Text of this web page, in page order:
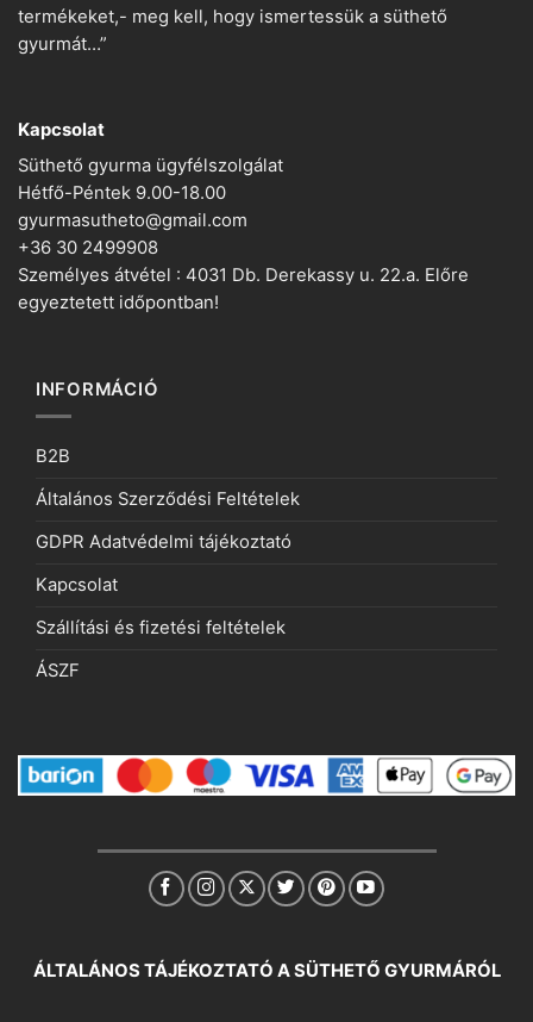
termékeket,- meg kell, hogy ismertessük a süthető
gyurmát…”
Kapcsolat
Süthető gyurma ügyfélszolgálat
Hétfő-Péntek 9.00-18.00
gyurmasutheto@gmail.com
+36 30 2499908
Személyes átvétel : 4031 Db. Derekassy u. 22.a. Előre
egyeztetett időpontban!
INFORMÁCIÓ
B2B
Általános Szerződési Feltételek
GDPR Adatvédelmi tájékoztató
Kapcsolat
Szállítási és fizetési feltételek
ÁSZF
ÁLTALÁNOS TÁJÉKOZTATÓ A SÜTHETŐ GYURMÁRÓL